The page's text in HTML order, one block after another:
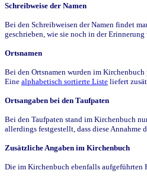
Schreibweise der Namen
Bei den Schreibweisen der Namen findet
geschrieben, wie sie noch in der
Ortsnamen
Bei den Ortsnamen wurden im
Eine alphabetisch sortierte Liste liefert
Ortsangaben bei den Taufpaten
Bei den Taufpaten stand im Kirchenbuch
allerdings festgestellt, dass diese Annahme
Zusätzliche Angaben im Kirchenbuch
Die im Kirchenbuch ebenfalls aufgeführten